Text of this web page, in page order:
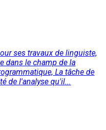
ses travaux de linguiste,
dans le champ de la
La tâche de
de l'analyse qu'il...